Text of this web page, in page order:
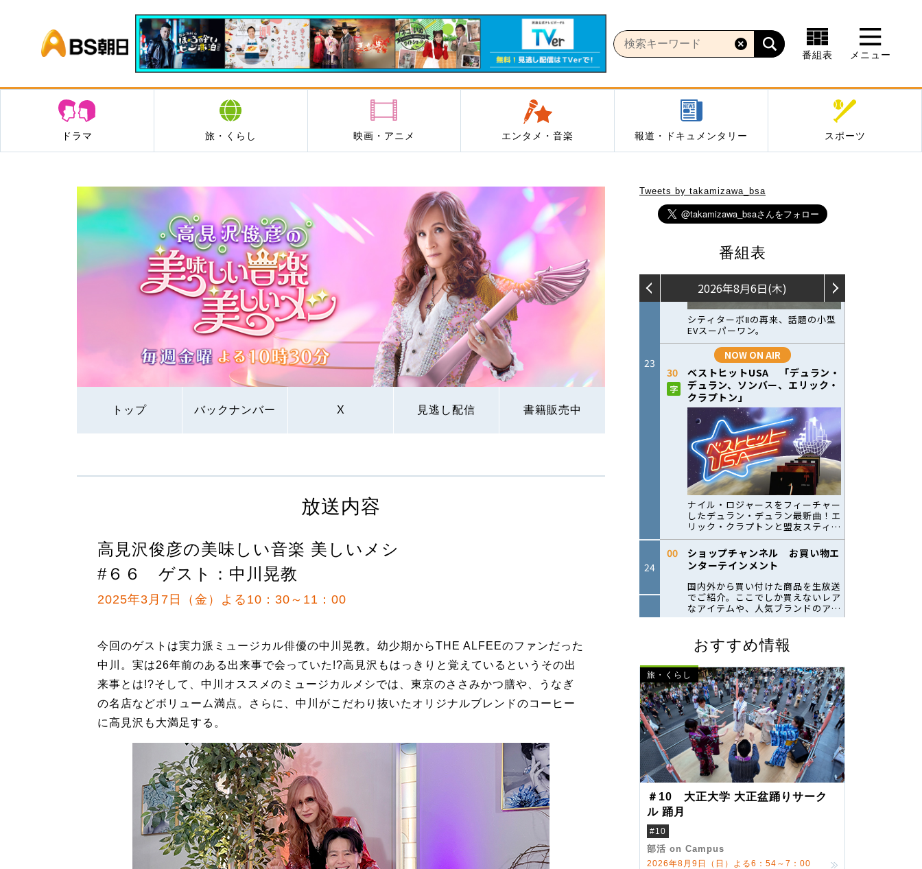
BS朝日
番組表 メニュー
ドラマ 旅・くらし 映画・アニメ エンタメ・音楽 報道・ドキュメンタリー スポーツ
トップ バックナンバー X 見逃し配信 書籍販売中
Tweets by takamizawa_bsa
番組表
おすすめ情報
旅・くらし
＃10 大正大学 大正盆踊りサーク
ル 踊月
#10
部活 on Campus
2026年8月9日（日）よる6：54～7：00
放送内容
高見沢俊彦の美味しい音楽 美しいメシ
#６６ ゲスト：中川晃教
2025年3月7日（金）よる10：30～11：00
今回のゲストは実力派ミュージカル俳優の中川晃教。幼少期からTHE ALFEEのファンだった
中川。実は26年前のある出来事で会っていた!?高見沢もはっきりと覚えているというその出
来事とは!?そして、中川オススメのミュージカルメシでは、東京のささみかつ膳や、うなぎ
の名店などボリューム満点。さらに、中川がこだわり抜いたオリジナルブレンドのコーヒー
に高見沢も大満足する。